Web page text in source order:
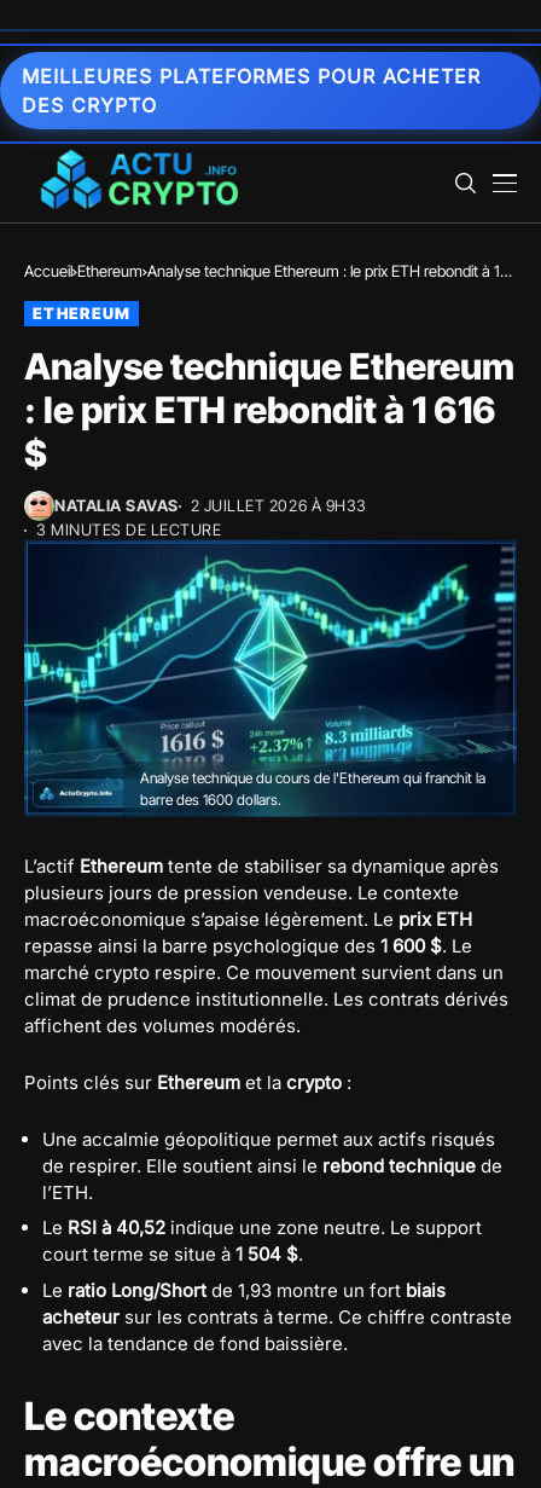
MEILLEURES PLATEFORMES POUR ACHETER
DES CRYPTO
Accueil Ethereum Analyse technique Ethereum : le prix ETH rebondit à 1
ETHEREUM
Analyse technique Ethereum
: le prix ETH rebondit à 1 616
$
NATALIA SAVAS
2 JUILLET 2026 À 9H33
3 MINUTES DE LECTURE
Analyse technique du cours de l'Ethereum qui franchit la
barre des 1600 dollars.
L’actif Ethereum tente de stabiliser sa dynamique après
plusieurs jours de pression vendeuse. Le contexte
macroéconomique s’apaise légèrement. Le prix ETH
repasse ainsi la barre psychologique des 1 600 $. Le
marché crypto respire. Ce mouvement survient dans un
climat de prudence institutionnelle. Les contrats dérivés
affichent des volumes modérés.
Points clés sur Ethereum et la crypto :
Une accalmie géopolitique permet aux actifs risqués
de respirer. Elle soutient ainsi le rebond technique de
l’ETH.
Le RSI à 40,52 indique une zone neutre. Le support
court terme se situe à 1 504 $.
Le ratio Long/Shortde 1,93 montre un fort biais
acheteur sur les contrats à terme. Ce chiffre contraste
avec la tendance de fond baissière.
Le contexte
macroéconomique offre un